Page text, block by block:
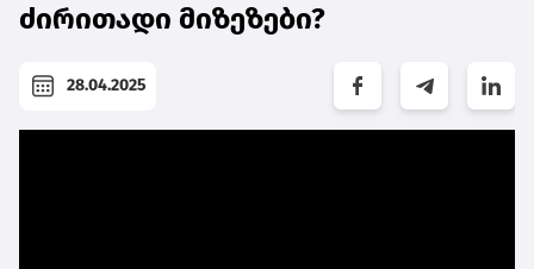
ძირითადი მიზეზები?
28.04.2025